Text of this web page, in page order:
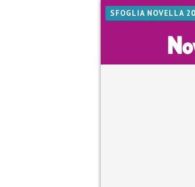
SFOGLIA NOVELLA